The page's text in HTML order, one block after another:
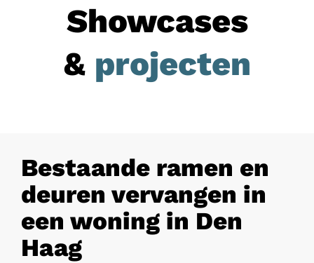
Showcases
& projecten
Bestaande ramen en
deuren vervangen in
een woning in Den
Haag